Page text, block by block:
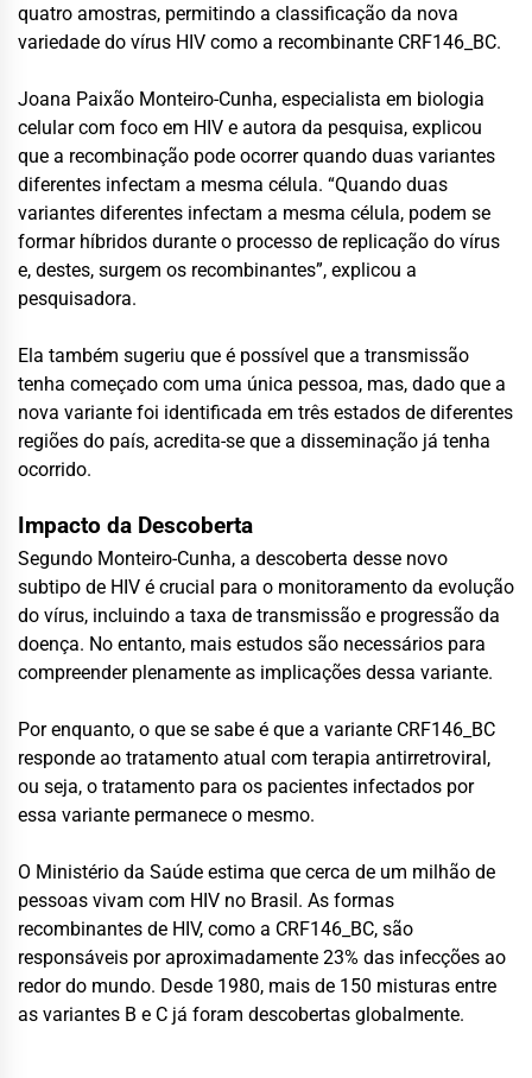
quatro amostras, permitindo a classificação da nova
variedade do vírus HIV como a recombinante CRF146_BC.
Joana Paixão Monteiro-Cunha, especialista em biologia
celular com foco em HIV e autora da pesquisa, explicou
que a recombinação pode ocorrer quando duas variantes
diferentes infectam a mesma célula. “Quando duas
variantes diferentes infectam a mesma célula, podem se
formar híbridos durante o processo de replicação do vírus
e, destes, surgem os recombinantes”, explicou a
pesquisadora.
Ela também sugeriu que é possível que a transmissão
tenha começado com uma única pessoa, mas, dado que a
nova variante foi identificada em três estados de diferentes
regiões do país, acredita-se que a disseminação já tenha
ocorrido.
Impacto da Descoberta
Segundo Monteiro-Cunha, a descoberta desse novo
subtipo de HIV é crucial para o monitoramento da evolução
do vírus, incluindo a taxa de transmissão e progressão da
doença. No entanto, mais estudos são necessários para
compreender plenamente as implicações dessa variante.
Por enquanto, o que se sabe é que a variante CRF146_BC
responde ao tratamento atual com terapia antirretroviral,
ou seja, o tratamento para os pacientes infectados por
essa variante permanece o mesmo.
O Ministério da Saúde estima que cerca de um milhão de
pessoas vivam com HIV no Brasil. As formas
recombinantes de HIV, como a CRF146_BC, são
responsáveis por aproximadamente 23% das infecções ao
redor do mundo. Desde 1980, mais de 150 misturas entre
as variantes B e C já foram descobertas globalmente.